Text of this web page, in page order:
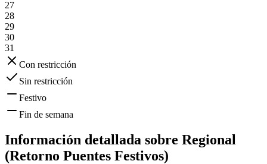
27
28
29
30
31
Con restricción
Sin restricción
Festivo
Fin de semana
Información detallada sobre Regional
(Retorno Puentes Festivos)